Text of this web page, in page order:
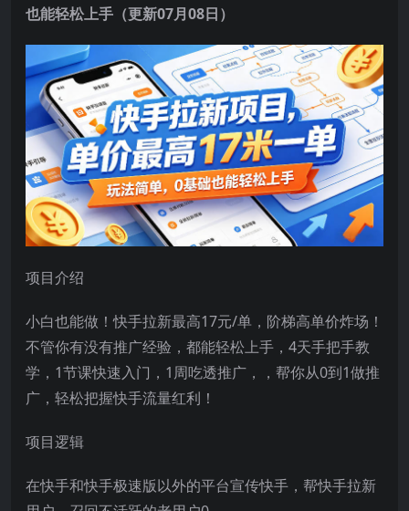
也能轻松上手（更新07月08日）
项目介绍
小白也能做！快手拉新最高17元/单，阶梯高单价炸场！
不管你有没有推广经验，都能轻松上手，4天手把手教
学，1节课快速入门，1周吃透推广，，帮你从0到1做推
广，轻松把握快手流量红利！
项目逻辑
在快手和快手极速版以外的平台宣传快手，帮快手拉新